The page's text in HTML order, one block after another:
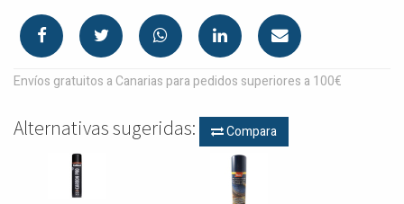
Envíos gratuitos a Canarias para pedidos superiores a 100€
Alternativas sugeridas: Compara